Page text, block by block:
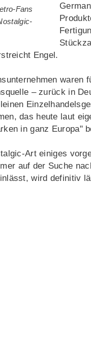
Fans
Engel.
waren
– zurück in
das heute laut
in ganz Europa"
Art einiges
auf der Suche
wird definitiv